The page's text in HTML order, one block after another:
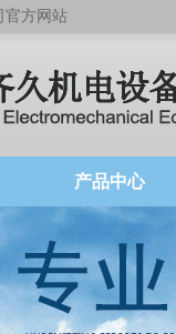
官方网站
产品中心